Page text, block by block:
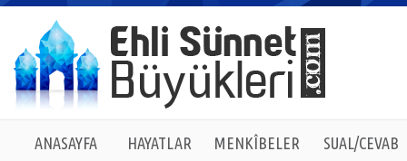
ANASAYFA HAYATLAR MENKÎBELER SUAL/CEVAB